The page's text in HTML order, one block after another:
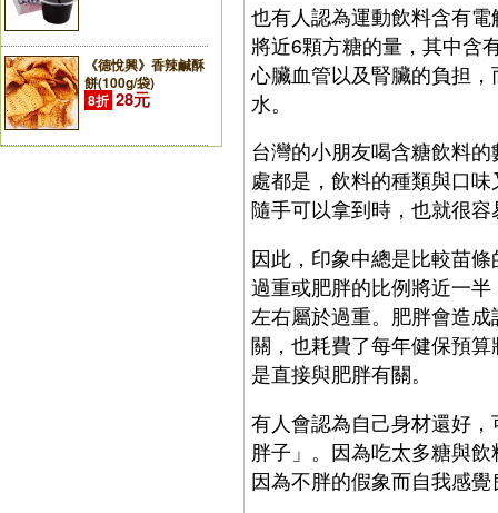
《德悅興》香辣鹹酥
餅(100g/袋)
8折 28元
也有人認為運動飲料含有
將近6顆方糖的量，其中含
心臟血管以及腎臟的負担
水。
台灣的小朋友喝含糖飲料
處都是，飲料的種類與口
隨手可以拿到時，也就很
因此，印象中總是比較苗
過重或肥胖的比例將近一
左右屬於過重。肥胖會造
關，也耗費了每年健保預
是直接與肥胖有關。
有人會認為自己身材還好
胖子」。因為吃太多糖與
因為不胖的假象而自我感